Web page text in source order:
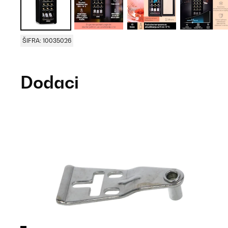
ŠIFRA: 10035026
Dodaci